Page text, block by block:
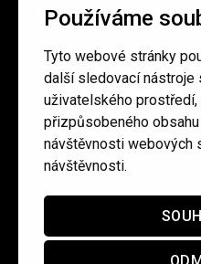
Používáme
Tyto webové stránky
další sledovací nástroje
uživatelského
přizpůsobeného
návštěvnosti webových
návštěvnosti.
MERCH VOUCHER
Ochrana osobních údajů /
redakce@cinepur.cz